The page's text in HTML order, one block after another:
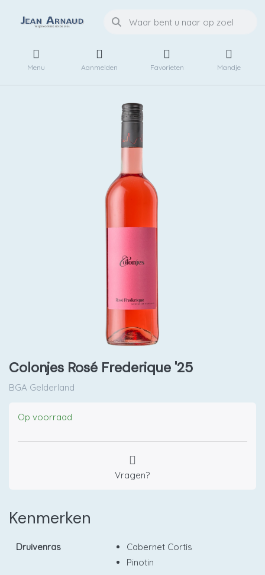
Menu Aanmelden Favorieten Mandje
Colonjes Rosé Frederique '25
BGA Gelderland
Op voorraad
Vragen?
Kenmerken
Druivenras
Cabernet Cortis
Pinotin